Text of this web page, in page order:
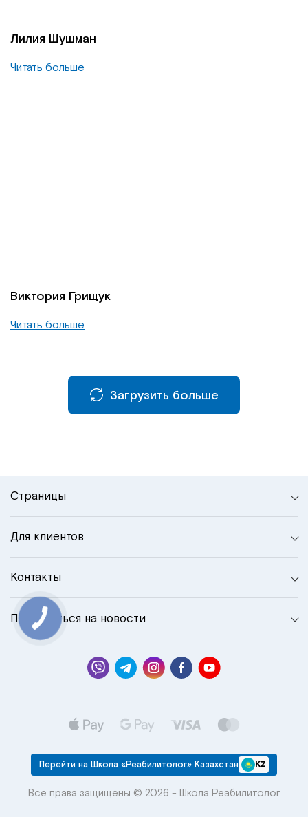
Лилия Шушман
Читать больше
Виктория Грищук
Читать больше
Загрузить больше
Страницы
Для клиентов
Контакты
Подписаться на новости
Перейти на Школа «Реабилитолог» Казахстан KZ
Все права защищены © 2026 - Школа Реабилитолог
КНОПКА
СВЯЗИ